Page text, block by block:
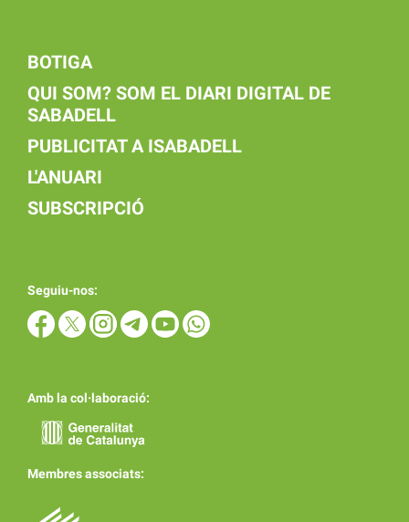
BOTIGA
QUI SOM? SOM EL DIARI DIGITAL DE
SABADELL
PUBLICITAT A ISABADELL
L'ANUARI
SUBSCRIPCIÓ
Seguiu-nos:
Amb la col·laboració:
Membres associats: